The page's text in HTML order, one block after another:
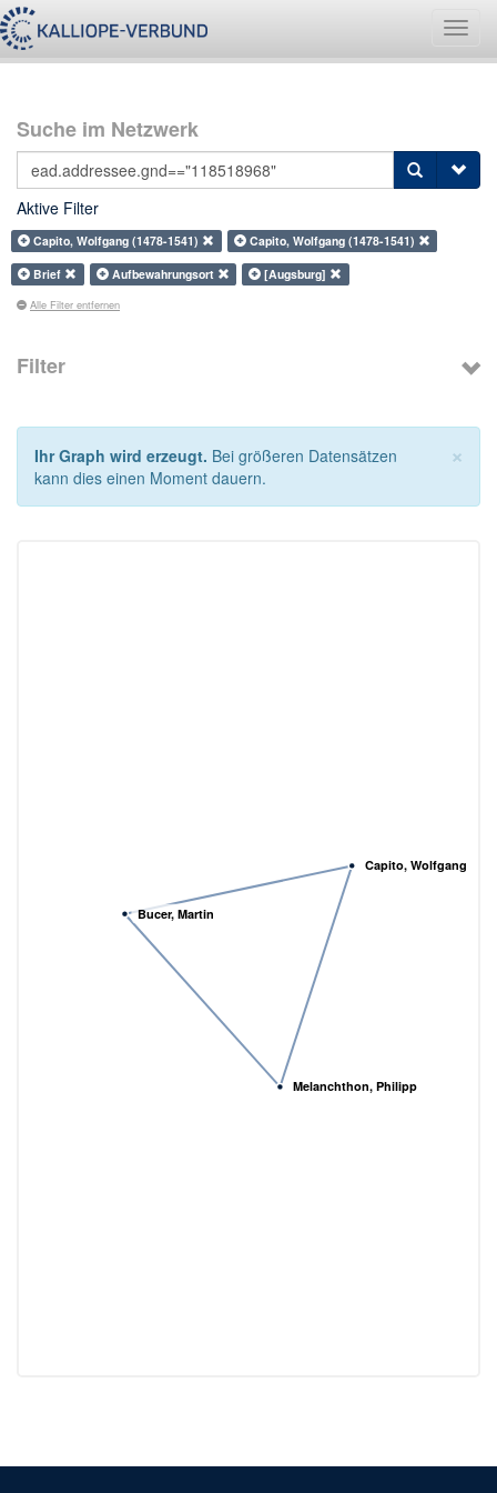
Suche im Netzwerk
Aktive Filter
Capito, Wolfgang (1478-1541)
Capito, Wolfgang (1478-1541)
Brief
Aufbewahrungsort [Augsburg]
Alle Filter entfernen
Filter
×
Ihr Graph wird erzeugt. Bei größeren Datensätzen
kann dies einen Moment dauern.
Bucer, Martin
Capito, Wolfgang
Melanchthon, Philipp